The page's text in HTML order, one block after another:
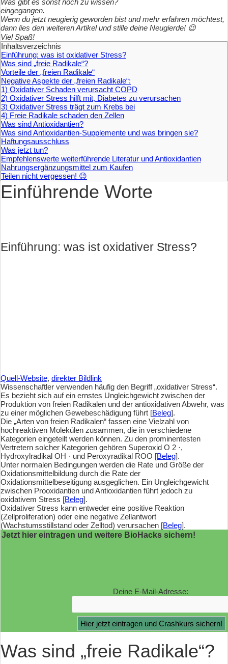
Was gibt es sonst noch zu wissen?
eingegangen.
Wenn du jetzt neugierig geworden bist und mehr erfahren möchtest,
dann lies den weiteren Artikel und stille deine Neugierde! 😉
Viel Spaß!
Inhaltsverzeichnis
Einführung: was ist oxidativer Stress?
Was sind „freie Radikale“?
Vorteile der „freien Radikale“
Negative Aspekte der „freien Radikale“:
1) Oxidativer Schaden verursacht COPD
2) Oxidativer Stress hilft mit, Diabetes zu verursachen
3) Oxidativer Stress trägt zum Krebs bei
4) Freie Radikale schaden den Zellen
Was sind Antioxidantien?
Was sind Antioxidantien-Supplemente und was bringen sie?
Haftungsausschluss
Was jetzt tun?
Empfehlenswerte weiterführende Literatur und Antioxidantien
Nahrungsergänzungsmittel zum Kaufen
Teilen nicht vergessen! 😉
Einführende Worte
Einführung: was ist oxidativer Stress?
Quell-Website, direkter Bildlink
Wissenschaftler verwenden häufig den Begriff „oxidativer Stress“.
Es bezieht sich auf ein ernstes Ungleichgewicht zwischen der
Produktion von freien Radikalen und der antioxidativen Abwehr, was
zu einer möglichen Gewebeschädigung führt [Beleg].
Die „Arten von freien Radikalen“ fassen eine Vielzahl von
hochreaktiven Molekülen zusammen, die in verschiedene
Kategorien eingeteilt werden können. Zu den prominentesten
Vertretern solcher Kategorien gehören Superoxid O 2 ·,
Hydroxylradikal OH · und Peroxyradikal ROO [Beleg].
Unter normalen Bedingungen werden die Rate und Größe der
Oxidationsmittelbildung durch die Rate der
Oxidationsmittelbeseitigung ausgeglichen. Ein Ungleichgewicht
zwischen Prooxidantien und Antioxidantien führt jedoch zu
oxidativem Stress [Beleg].
Oxidativer Stress kann entweder eine positive Reaktion
(Zellproliferation) oder eine negative Zellantwort
(Wachstumsstillstand oder Zelltod) verursachen [Beleg].
Jetzt hier eintragen und weitere BioHacks sichern!
Deine E-Mail-Adresse:
Was sind „freie Radikale“?